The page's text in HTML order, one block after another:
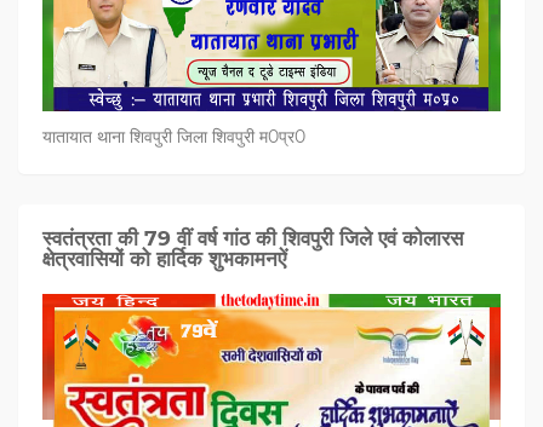
यातायात थाना शिवपुरी जिला शिवपुरी म0प्र0
स्वतंत्रता की 79 वीं वर्ष गांठ की शिवपुरी जिले एवं कोलारस
क्षेत्रवासियों को हार्दिक शुभकामनऐं